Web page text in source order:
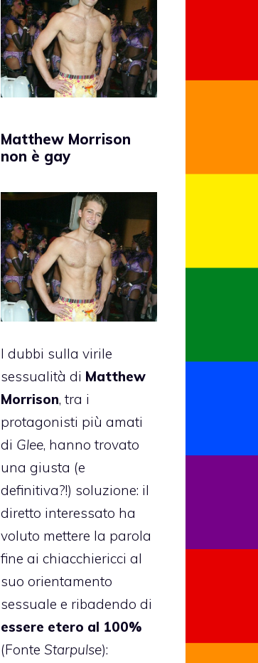
Matthew Morrison
non è gay
I dubbi sulla virile
sessualità di Matthew
Morrison, tra i
protagonisti più amati
di Glee, hanno trovato
una giusta (e
definitiva?!) soluzione: il
diretto interessato ha
voluto mettere la parola
fine ai chiacchiericci al
suo orientamento
sessuale e ribadendo di
essere etero al 100%
(Fonte Starpulse):